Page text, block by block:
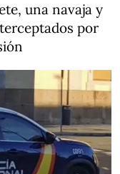
una navaja y
por